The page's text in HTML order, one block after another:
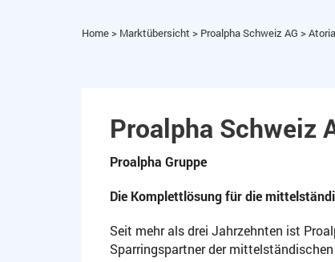
Home> Marktübersicht > Proalpha Schweiz AG >Atoria
Proalpha Schweiz
Proalpha Gruppe
Die Komplettlösungfür die
Seit mehr als drei Jahrzehnten ist
Sparringspartner der